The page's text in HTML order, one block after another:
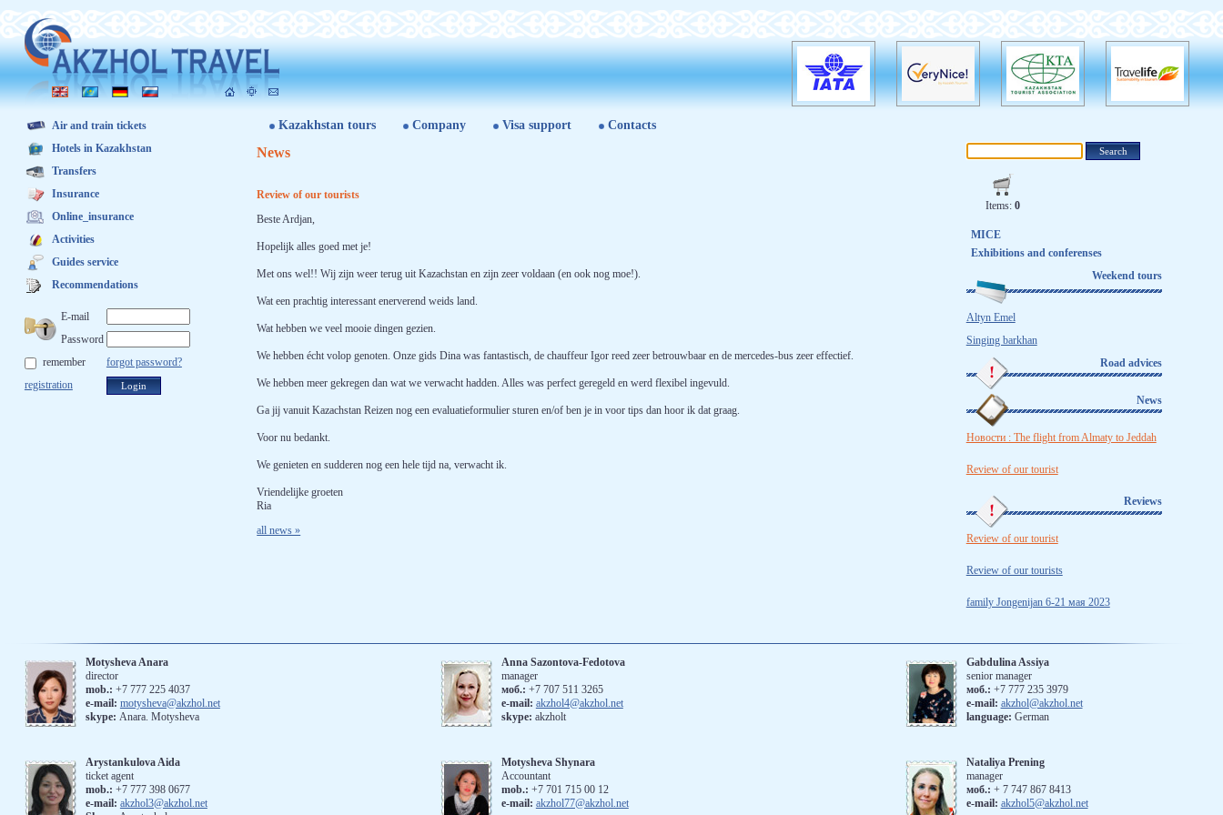
Kazakhstan tours Company Visa support Contacts
Air and train tickets
Hotels in Kazakhstan
Transfers
Insurance
Online_insurance
Activities
Guides service
Recommendations
E-mail
Password
forgot password?
remember
registration
News
Review of our tourists
Beste Ardjan,
Hopelijk alles goed met je!
Met ons wel!! Wij zijn weer terug uit Kazachstan en zijn zeer voldaan (en ook nog moe!).
Wat een prachtig interessant enerverend weids land.
Wat hebben we veel mooie dingen gezien.
We hebben écht volop genoten. Onze gids Dina was fantastisch, de chauffeur Igor reed zeer betrouwbaar en de mercedes-bus zeer effectief.
We hebben meer gekregen dan wat we verwacht hadden. Alles was perfect geregeld en werd flexibel ingevuld.
Ga jij vanuit Kazachstan Reizen nog een evaluatieformulier sturen en/of ben je in voor tips dan hoor ik dat graag.
Voor nu bedankt.
We genieten en sudderen nog een hele tijd na, verwacht ik.
Vriendelijke groeten
Ria
all news »
Items: 0
MICE
Exhibitions and conferenses
Weekend tours
Altyn Emel
Singing barkhan
Road advices
News
Новости : The flight from Almaty to Jeddah
Review of our tourist
Reviews
Review of our tourist
Review of our tourists
family Jongenijan 6-21 мая 2023
Motysheva Anara
director
mob.: +7 777 225 4037
е-mail: motysheva@akzhol.net
skype: Anara. Motysheva
Anna Sazontova-Fedotova
manager
моб.: +7 707 511 3265
е-mail: akzhol4@akzhol.net
skype: akzholt
Gabdulina Assiya
senior manager
моб.: +7 777 235 3979
e-mail: akzhol@akzhol.net
language: German
Arystankulova Aida
ticket agent
mob.: +7 777 398 0677
e-mail: akzhol3@akzhol.net
Motysheva Shynara
Accountant
mob.: +7 701 715 00 12
e-mail: akzhol77@akzhol.net
Nataliya Prening
manager
моб.: ‪+ 7 747 867 8413
e-mail: akzhol5@akzhol.net